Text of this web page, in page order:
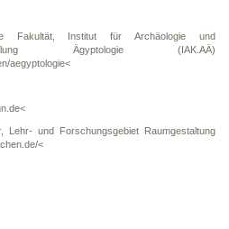
Fakultät, Institut für Archäologie und
Ägyptologie (IAK.AÄ)
aegyptologie<
Lehr- und Forschungsgebiet Raumgestaltung
<